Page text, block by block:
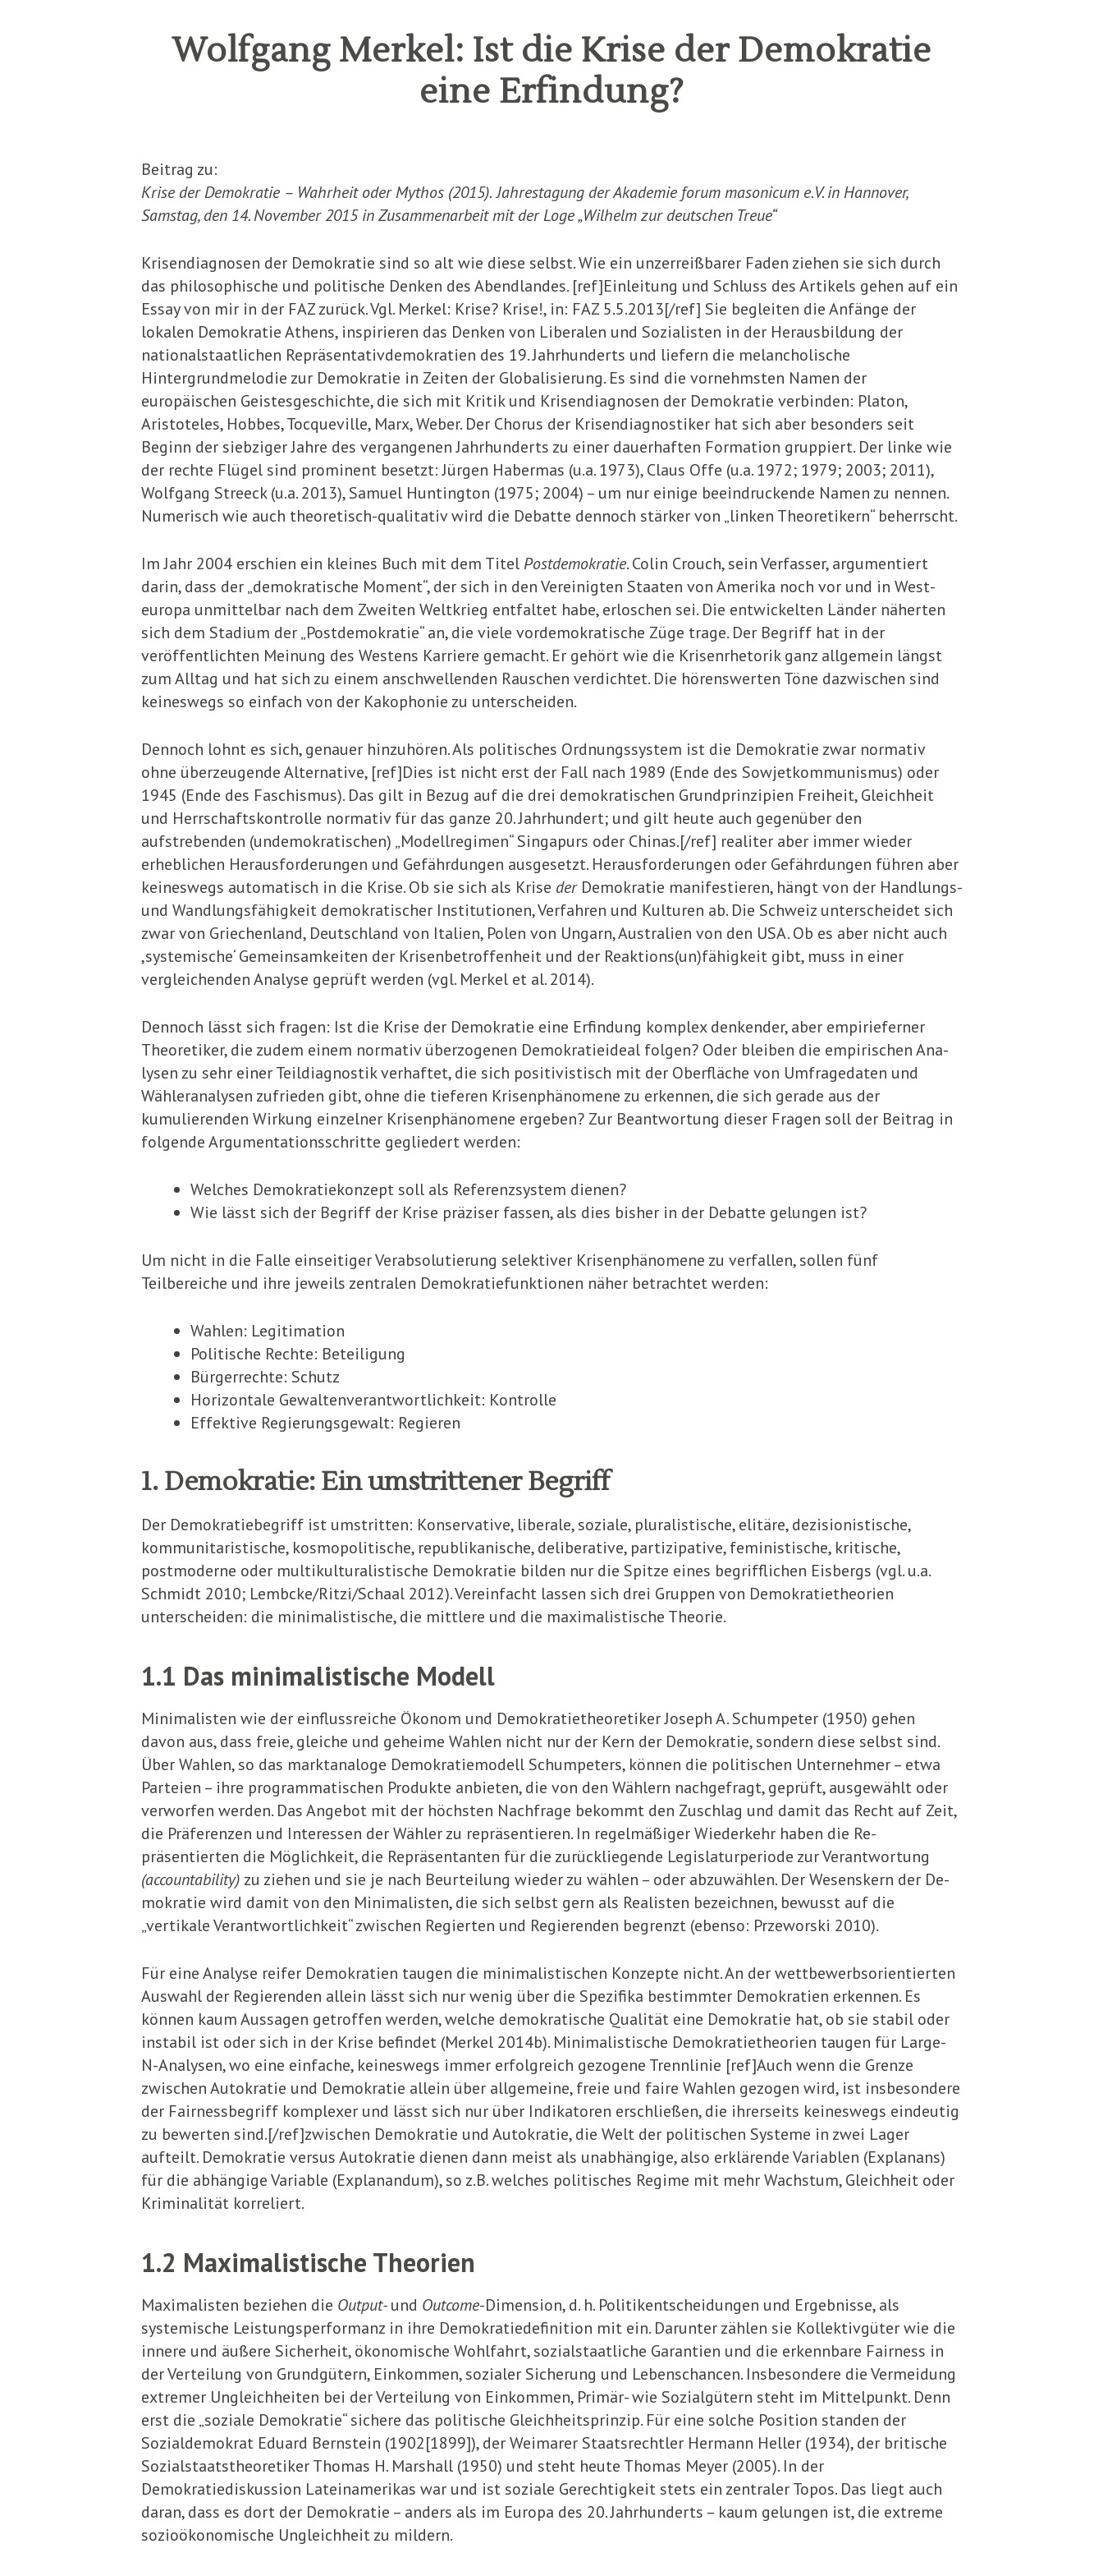
Wolfgang Merkel: Ist die Krise der Demokratie
eine Erfindung?
Beitrag zu:
Krise der Demokratie – Wahrheit oder Mythos (2015). Jahrestagung der Akademie forum masonicum e.V. in Hannover,
Samstag, den 14. November 2015in Zusammenarbeit mit der Loge „Wilhelm zur deutschen Treue“
Krisendiagnosen der Demokratie sind so alt wie diese selbst. Wie ein unzer­reißbarer Faden ziehen sie sich durch
das philosophische und politische Den­ken des Abendlandes. [ref]Einleitung und Schluss des Artikels gehen auf ein
Essay von mir in der FAZ zurück. Vgl. Merkel: Krise? Krise!, in: FAZ 5.5.2013[/ref] Sie begleiten die Anfänge der
lokalen Demokratie Athens, inspirieren das Denken von Liberalen und Sozialisten in der Heraus­bildung der
nationalstaatlichen Repräsentativdemokratien des 19. Jahrhun­derts und liefern die melancholische
Hintergrundmelodie zur Demokratie in Zeiten der Globalisierung. Es sind die vornehmsten Namen der
europäischen Geistesgeschichte, die sich mit Kritik und Krisendiagnosen der Demokratie verbinden: Platon,
Aristoteles, Hobbes, Tocqueville, Marx, Weber. Der Cho­rus der Krisendiagnostiker hat sich aber besonders seit
Beginn der siebzi­ger Jahre des vergangenen Jahrhunderts zu einer dauerhaften Formation grup­piert. Der linke wie
der rechte Flügel sind prominent besetzt: Jürgen Habermas (u.a. 1973), Claus Offe (u.a. 1972; 1979; 2003; 2011),
Wolfgang Streeck (u.a. 2013), Samuel Huntington (1975; 2004) – um nur einige beeindruckende Na­men zu nennen.
Numerisch wie auch theoretisch-qualitativ wird die Debatte dennoch stärker von „linken Theoretikern“ beherrscht.
Im Jahr 2004 erschien ein kleines Buch mit dem Titel Postdemokratie. Colin Crouch, sein Verfasser, argumentiert
darin, dass der „demokratische Mo­ment“, der sich in den Vereinigten Staaten von Amerika noch vor und in West­
europa unmittelbar nach dem Zweiten Weltkrieg entfaltet habe, erloschen sei. Die entwickelten Länder näherten
sich dem Stadium der „Postdemokratie“ an, die viele vordemokratische Züge trage. Der Begriff hat in der
veröffent­lichten Meinung des Westens Karriere gemacht. Er gehört wie die Krisenrhe­torik ganz allgemein längst
zum Alltag und hat sich zu einem anschwellenden Rau­schen verdichtet. Die hörenswerten Töne dazwischen sind
keineswegs so ein­fach von der Kakophonie zu unterscheiden.
Dennoch lohnt es sich, genauer hinzuhören. Als politisches Ordnungs­sys­tem ist die Demokratie zwar normativ
ohne überzeugende Alternative, [ref]Dies ist nicht erst der Fall nach 1989 (Ende des Sowjetkommunismus) oder
1945 (Ende des Faschismus). Das gilt in Bezug auf die drei demokratischen Grundprinzipien Freiheit, Gleichheit
und Herrschaftskontrolle normativ für das ganze 20. Jahrhundert; und gilt heute auch gegenüber den
aufstrebenden (undemokratischen) „Modellregimen“ Singapurs oder Chinas.[/ref] re­ali­ter aber immer wieder
erheblichen Herausforderungen und Gefährdungen aus­gesetzt. Herausforderungen oder Gefährdungen führen aber
keineswegs auto­matisch in die Krise. Ob sie sich als Krise derDemokratie manifestieren, hängt von der Handlungs-
und Wandlungsfähigkeit demokratischer Institutio­nen, Verfahren und Kulturen ab. Die Schweiz unterscheidet sich
zwar von Grie­chenland, Deutschland von Italien, Polen von Ungarn, Australien von den USA. Ob es aber nicht auch
,systemische‘ Gemeinsamkeiten der Krisenbetrof­fenheit und der Reaktions(un)fähigkeit gibt, muss in einer
vergleichenden Analyse geprüft werden (vgl. Merkel et al. 2014).
Dennoch lässt sich fragen: Ist die Krise der Demokratie eine Erfindung komplex denkender, aber empirieferner
Theoretiker, die zudem einem norma­tiv überzogenen Demokratieideal folgen? Oder bleiben die empirischen Ana­
lysen zu sehr einer Teildiagnostik verhaftet, die sich positivistisch mit der Oberfläche von Umfragedaten und
Wähleranalysen zufrieden gibt, ohne die tieferen Krisenphänomene zu erkennen, die sich gerade aus der
kumulierenden Wirkung einzelner Krisenphänomene ergeben? Zur Beantwortung dieser Fra­gen soll der Beitrag in
folgende Argumentationsschritte gegliedert werden:
Welches Demokratiekonzept soll als Referenzsystem dienen?
Wie lässt sich der Begriff der Krise präziser fassen, als dies bisher in der Debatte gelungen ist?
Um nicht in die Falle einseitiger Verabsolutierung selektiver Krisenphäno­mene zu verfallen, sollen fünf
Teilbereiche und ihre jeweils zentralen Demo­kratiefunktionen näher betrachtet werden:
Wahlen: Legitimation
Politische Rechte: Beteiligung
Bürgerrechte: Schutz
Horizontale Gewaltenverantwortlichkeit: Kontrolle
Effektive Regierungsgewalt: Regieren
1. Demokratie: Ein umstrittener Begriff
Der Demokratiebegriff ist umstritten: Konservative, liberale, soziale, plura­lis­tische, elitäre, dezisionistische,
kommunitaristische, kosmopolitische, re­pub­likanische, deliberative, partizipative, feministische, kritische,
postmo­derne oder multikulturalistische Demokratie bilden nur die Spitze eines be­grifflichen Eisbergs (vgl. u.a.
Schmidt 2010; Lembcke/Ritzi/Schaal 2012). Vereinfacht lassen sich drei Gruppen von Demokratietheorien
unterscheiden: die minima­listische, die mittlere und die maximalistische Theorie.
1.1 Das minimalistische Modell
Minimalisten wie der einflussreiche Ökonom und Demokratietheoretiker Jo­seph A. Schumpeter (1950) gehen
davon aus, dass freie, gleiche und ge­heime Wahlen nicht nur der Kern der Demokratie, sondern diese selbst sind.
Über Wahlen, so das marktanaloge Demokratiemodell Schumpeters, können die po­litischen Unternehmer – etwa
Parteien – ihre programmatischen Pro­dukte an­bieten, die von den Wählern nachgefragt, geprüft, ausgewählt oder
verworfen werden. Das Angebot mit der höchsten Nachfrage bekommt den Zuschlag und damit das Recht auf Zeit,
die Präferenzen und Interessen der Wähler zu reprä­sentieren. In regelmäßiger Wiederkehr haben die Re­
präsentierten die Möglich­keit, die Repräsentanten für die zurückliegende Le­gislaturperiode zur Verant­wortung
(accountability) zu ziehen und sie je nach Beurteilung wieder zu wäh­len – oder abzuwählen. Der Wesenskern der De­
mokratie wird damit von den Minimalisten, die sich selbst gern als Realisten bezeichnen, bewusst auf die
„vertikale Verantwortlichkeit“ zwischen Regier­ten und Regierenden begrenzt (ebenso: Przeworski 2010).
Für eine Analyse reifer Demokratien taugen die minimalistischen Kon­zepte nicht. An der wettbewerbsorientierten
Auswahl der Regierenden allein lässt sich nur wenig über die Spezifika bestimmter Demokratien erkennen. Es
können kaum Aussagen getroffen werden, welche demokratische Qualität eine Demokratie hat, ob sie stabil oder
instabil ist oder sich in der Krise befindet (Merkel 2014b). Minimalistische Demokratietheorien taugen für Large-
N-Analysen, wo eine einfache, keineswegs immer erfolgreich gezogene Trenn­li­nie [ref]Auch wenn die Grenze
zwischen Autokratie und Demokratie allein über allgemeine, freie und faire Wahlen gezogen wird, ist insbesondere
der Fairnessbegriff komplexer und lässt sich nur über Indikatoren erschließen, die ihrerseits keineswegs eindeutig
zu bewerten sind.[/ref]zwischen Demokratie und Autokratie, die Welt der politischen Systeme in zwei Lager
aufteilt. Demokratie versus Autokratie dienen dann meist als unabhängige, also erklärende Variablen (Explanans)
für die abhängige Vari­able (Explanandum), so z.B. welches politisches Regime mit mehr Wachstum, Gleichheit oder
Kriminalität korreliert.
1.2 Maximalistische Theorien
Maximalisten beziehen die Output-und Outcome-Dimension, d. h. Politikent­scheidungen und Ergebnisse, als
systemische Leistungsperformanz in ihre De­mokratiedefinition mit ein. Darunter zählen sie Kollektivgüter wie die
innere und äußere Sicherheit, ökonomische Wohlfahrt, sozialstaatliche Garantien und die erkennbare Fairness in
der Verteilung von Grundgütern, Einkommen, so­zialer Sicherung und Lebenschancen. Insbesondere die Vermeidung
extremer Ungleichheiten bei der Verteilung von Einkommen, Primär- wie Sozialgütern steht im Mittelpunkt. Denn
erst die „soziale Demokratie“ sichere das politi­sche Gleichheitsprinzip. Für eine solche Position standen der
Sozialdemokrat Eduard Bernstein (1902[1899]), der Weimarer Staatsrechtler Hermann Heller (1934), der britische
Sozialstaatstheoretiker Thomas H. Marshall (1950) und steht heute Thomas Meyer (2005). In der
Demokratiediskussion Lateinameri­kas war und ist soziale Gerechtigkeit stets ein zentraler Topos. Das liegt auch
daran, dass es dort der Demokratie – anders als im Europa des 20. Jahrhunderts – kaum gelungen ist, die extreme
sozioökonomische Ungleichheit zu mildern.